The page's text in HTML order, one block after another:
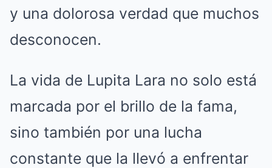
y una dolorosa verdad que muchos
desconocen.
La vida de Lupita Lara no solo está
marcada por el brillo de la fama,
sino también por una lucha
constante que la llevó a enfrentar